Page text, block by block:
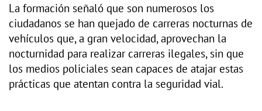
La formación señaló que son numerosos los
ciudadanos se han quejado de carreras nocturnas de
vehículos que, a gran velocidad, aprovechan la
nocturnidad para realizar carreras ilegales, sin que
los medios policiales sean capaces de atajar estas
prácticas que atentan contra la seguridad vial.